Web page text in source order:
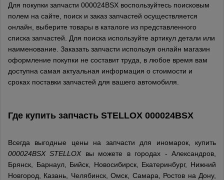
Для покупки запчасти 000024BSX воспользуйтесь поисковым
полем на сайте, поиск и заказ запчастей осуществляется
онлайн, выберите товары в каталоге из представленного
списка запчастей. Для поиска используйте артикул детали или
наименование. Заказать запчасти используя онлайн магазин
оформление покупки не составит труда, в любое время вам
доступна самая актуальная информация о стоимости и
сроках поставки запчастей для вашего автомобиля.
Где купить запчасть STELLOX 000024BSX
Всегда выгодные цены на запчасти для иномарок, купить
000024BSX STELLOXвы можете в городах - Александров,
Брянск, Барнаул, Бийск, Новосибирск, Екатеринбург, Нижний
Новгород, Казань, Челябинск, Омск, Самара, Ростов на Дону,